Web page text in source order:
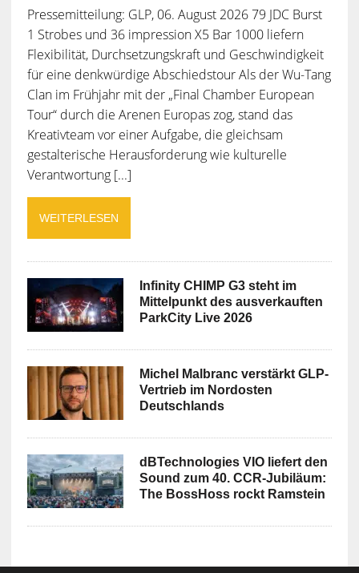
Pressemitteilung: GLP, 06. August 2026 79 JDC Burst
1 Strobes und 36 impression X5 Bar 1000 liefern
Flexibilität, Durchsetzungskraft und Geschwindigkeit
für eine denkwürdige Abschiedstour Als der Wu-Tang
Clan im Frühjahr mit der „Final Chamber European
Tour“ durch die Arenen Europas zog, stand das
Kreativteam vor einer Aufgabe, die gleichsam
gestalterische Herausforderung wie kulturelle
Verantwortung [...]
WEITERLESEN
Infinity CHIMP G3 steht im
Mittelpunkt des ausverkauften
ParkCity Live 2026
Michel Malbranc verstärkt GLP-
Vertrieb im Nordosten
Deutschlands
dBTechnologies VIO liefert den
Sound zum 40. CCR-Jubiläum:
The BossHoss rockt Ramstein